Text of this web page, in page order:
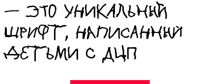
— Это уникальный
шрифт, написанный
детьми с ДЦП